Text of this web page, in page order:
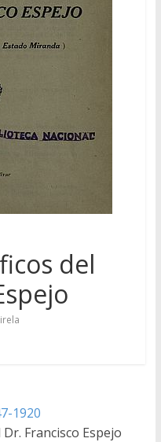
del
1920
Francisco Espejo